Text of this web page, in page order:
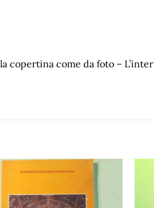
copertina come da foto –
Aggiungi
alla lista